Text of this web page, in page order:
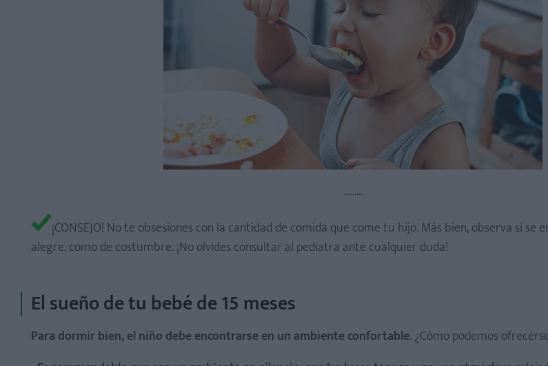
.........
¡CONSEJO! No te obsesiones con la cantidad de comida que come tu hijo. Más bien, observa si se
alegre, como de costumbre. ¡No olvides consultar al pediatra ante cualquier duda!
El sueño de tu bebé de 15 meses
Para dormir bien, el niño debe encontrarse en un ambiente confortable. ¿Cómo podemos